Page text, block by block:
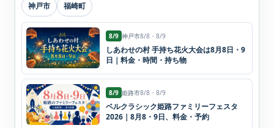
神戸市
福崎町
8/9 神戸市8/8・8/9
しあわせの村 手持ち花火大会は8月8日・9
日｜料金・時間・持ち物
8/9 姫路市8/8・8/9
ベルクラシック姫路ファミリーフェスタ
2026｜8月8・9日、料金・予約